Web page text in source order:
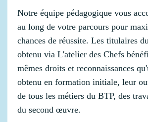
Notre équipe pédagogique vous
au long de votre parcours pour
chances de réussite. Les titulaires
obtenu via L'atelier des Chefs
mêmes droits et reconnaissances
obtenu en formation initiale, leur
de tous les métiers du BTP, des
du second œuvre.